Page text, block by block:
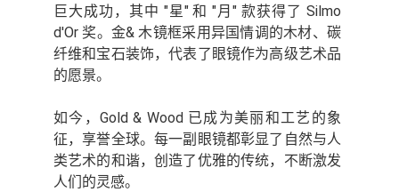
巨大成功，其中 "星" 和 "月" 款获得了 Silmo
d'Or 奖。金& 木镜框采用异国情调的木材、碳
纤维和宝石装饰，代表了眼镜作为高级艺术品
的愿景。
如今，Gold & Wood 已成为美丽和工艺的象
征，享誉全球。每一副眼镜都彰显了自然与人
类艺术的和谐，创造了优雅的传统，不断激发
人们的灵感。